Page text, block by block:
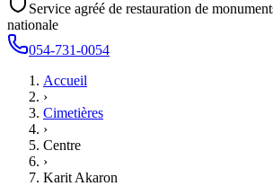
Service agréé de restauration de
nationale
054-731-0054
Accueil
›
Cimetières
›
Centre
›
Karit Akaron